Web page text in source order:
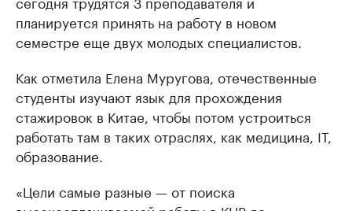
планируется принять на работу в новом
семестре еще двух молодых специалистов.
Как отметила Елена Муругова, отечественные
студенты изучают язык для прохождения
стажировок в Китае, чтобы потом устроиться
работать там в таких отраслях, как медицина, IT,
образование.
«Цели самые разные — от поиска